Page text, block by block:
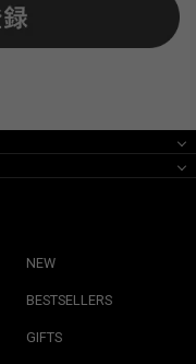
NEW
BESTSELLERS
GIFTS